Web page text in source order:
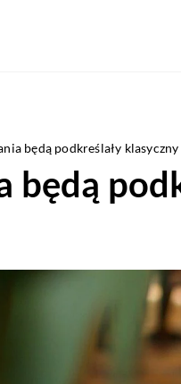
będą podkreślały klasyczny
będą